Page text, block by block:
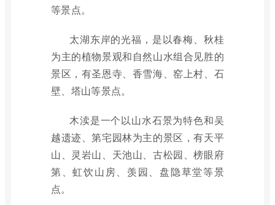
等景点。
太湖东岸的光福，是以春梅、秋桂
为主的植物景观和自然山水组合见胜的
景区，有圣恩寺、香雪海、窑上村、石
壁、塔山等景点。
木渎是一个以山水石景为特色和吴
越遗迹、第宅园林为主的景区，有天平
山、灵岩山、天池山、古松园、榜眼府
第、虹饮山房、羡园、盘隐草堂等景
点。